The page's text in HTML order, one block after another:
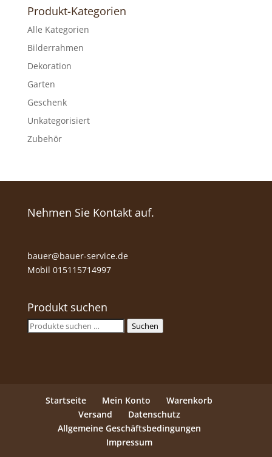
Produkt-Kategorien
Alle Kategorien
Bilderrahmen
Dekoration
Garten
Geschenk
Unkategorisiert
Zubehör
Nehmen Sie Kontakt auf.
bauer@bauer-service.de
Mobil 015115714997
Produkt suchen
Suche
Suchen
Startseite Mein Konto
Warenkorb
Versand
Datenschutz
Allgemeine Geschäftsbedingungen
Impressum